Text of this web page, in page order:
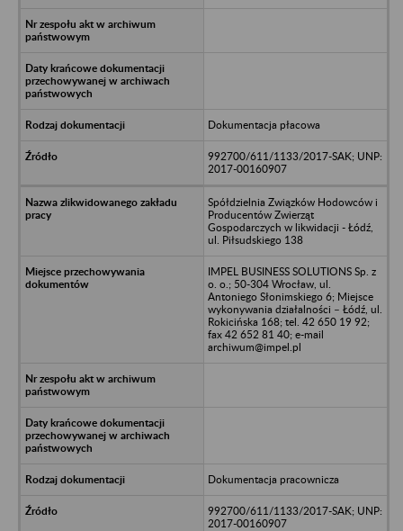
Dokumentacja płacowa
992700/611/1133/2017-SAK; UNP:
2017-00160907
Spółdzielnia Związków Hodowców i
Producentów Zwierząt
Gospodarczych w likwidacji - Łódź,
ul. Piłsudskiego 138
IMPEL BUSINESS SOLUTIONS Sp. z
o. o.; 50-304 Wrocław, ul.
Antoniego Słonimskiego 6; Miejsce
wykonywania działalności – Łódź, ul.
Rokicińska 168; tel. 42 650 19 92;
fax 42 652 81 40; e-mail
archiwum@impel.pl
Dokumentacja pracownicza
992700/611/1133/2017-SAK; UNP:
2017-00160907